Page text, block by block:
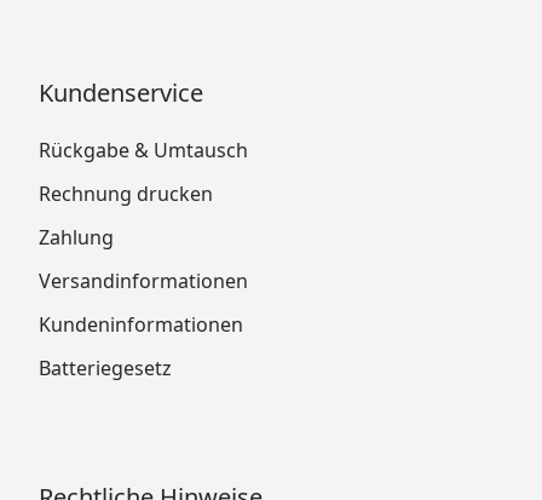
Kundenservice
Rückgabe & Umtausch
Rechnung drucken
Zahlung
Versandinformationen
Kundeninformationen
Batteriegesetz